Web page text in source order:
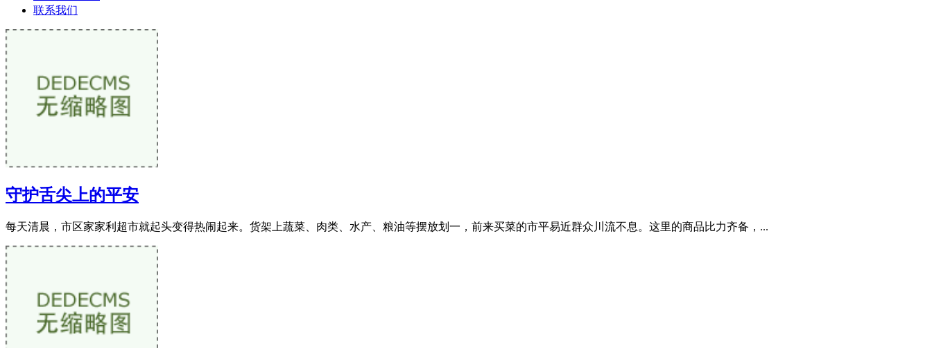
联系我们
守护舌尖上的平安
每天清晨，市区家家利超市就起头变得热闹起来。货架上蔬菜、肉类、水产、粮油等摆放划一，前来买菜的市平易近群众川流不息。这里的商品比力齐备，...